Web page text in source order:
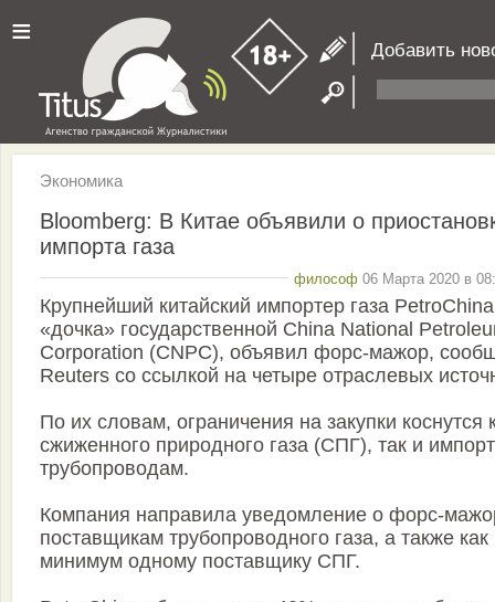
≡ Добавить
Экономика
Bloomberg: В Китае объявили о
импорта газа
философ 06 Марта 2020 в
Крупнейший китайский импортер газа
«дочка» государственной China National
Corporation (CNPC), объявил форс-мажор,
Reuters со ссылкой на четыре отраслевых
По их словам, ограничения на закупки коснутся
сжиженного природного газа (СПГ), так и
трубопроводам.
Компания направила уведомление о форс-
поставщикам трубопроводного газа, а также как
минимум одному поставщику СПГ.